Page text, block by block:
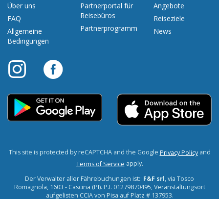
Über uns
FAQ
Allgemeine
Bedingungen
Partnerportal für
Reisebüros
Partnerprogramm
Angebote
Reiseziele
News
This site is protected by reCAPTCHA and the Google Privacy Policyand
Terms of Service apply.
Der Verwalter aller Fährebuchungen ist:: F&F srl, via Tosco
Romagnola, 1603 - Cascina (PI). P.I. 01279870495, Veranstaltungsort
aufgelisten CCIA von Pisa auf Platz # 137953.